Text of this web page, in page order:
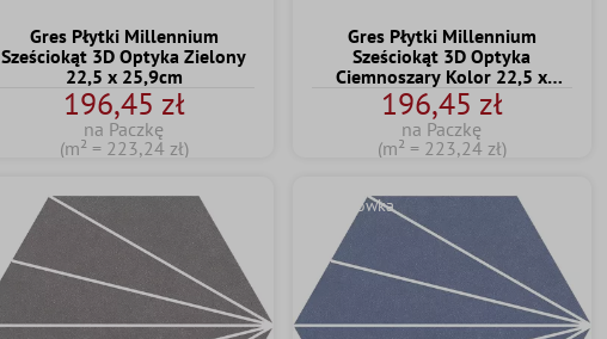
Gres Płytki Millennium
Sześciokąt 3D Optyka Zielony
22,5 x 25,9cm
196,45 zł
na Paczkę
(m² = 223,24 zł)
Gres Płytki Millennium
Sześciokąt 3D Optyka
Ciemnoszary Kolor 22,5 x
25,9cm
196,45 zł
na Paczkę
(m² = 223,24 zł)
Wskazówka